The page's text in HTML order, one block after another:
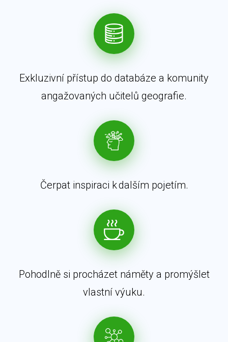
Exkluzivní přístup do databáze a komunity
angažovaných učitelů geografie.
Čerpat inspiraci k dalším pojetím.
Pohodlně si procházet náměty a promýšlet
vlastní výuku.